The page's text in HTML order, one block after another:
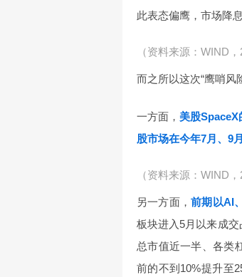
此表态偏鹰，市场降
（资料来源：WIND，
而之所以这次“鹰哨风
一方面， 美股SpaceX
股市场在今年7月、9
（资料来源：WIND，
另一方面，前期以AI
板块进入5月以来成
总市值近一半、各类
前的不到10%提升